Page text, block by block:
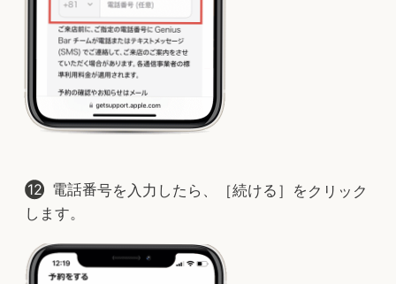
電話番号を入力したら、［続ける］をクリック
します。